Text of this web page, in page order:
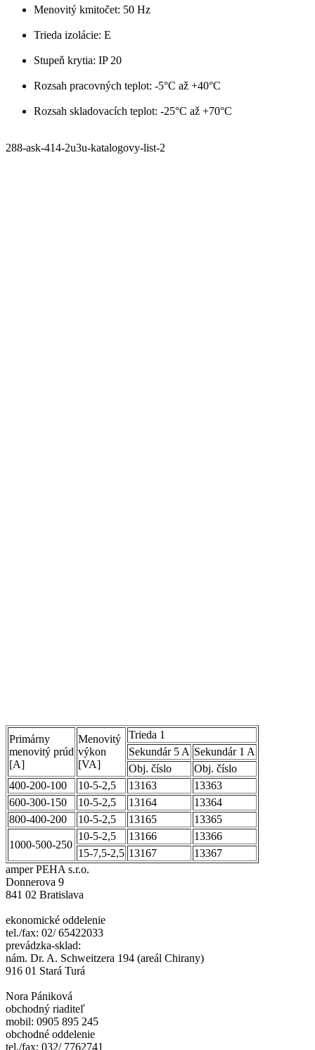
Menovitý kmitočet: 50 Hz
Trieda izolácie: E
Stupeň krytia: IP 20
Rozsah pracovných teplot: -5°C až +40°C
Rozsah skladovacích teplot: -25°C až +70°C
288-ask-414-2u3u-katalogovy-list-2
Primárny
menovitý prúd
[A]
Menovitý
výkon
[VA]
Trieda 1
Sekundár 5 A Sekundár 1 A
Obj. číslo
Obj. číslo
400-200-100
10-5-2,5 13163
13363
600-300-150
10-5-2,5 13164
13364
800-400-200
10-5-2,5 13165 13365
1000-500-250
10-5-2,5 13166
13366
15-7,5-2,5 13167
13367
amper PEHA s.r.o.
Donnerova 9
841 02 Bratislava
ekonomické oddelenie
tel./fax: 02/ 65422033
prevádzka-sklad:
nám. Dr. A. Schweitzera 194 (areál Chirany)
916 01 Stará Turá
Nora Pániková
obchodný riaditeľ
mobil: 0905 895 245
obchodné oddelenie
tel./fax: 032/ 7762741